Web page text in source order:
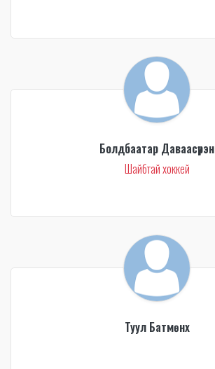
Болдбаатар Даваасүрэн
Шайбтай хоккей
Туул Батмөнх